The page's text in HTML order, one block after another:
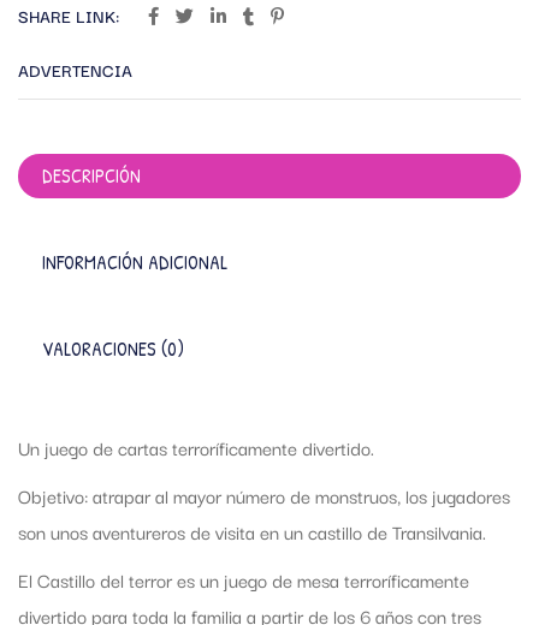
SHARE LINK:
ADVERTENCIA
DESCRIPCIÓN
INFORMACIÓN ADICIONAL
VALORACIONES (0)
Un juego de cartas terroríficamente divertido.
Objetivo: atrapar al mayor número de monstruos, los jugadores
son unos aventureros de visita en un castillo de Transilvania.
El Castillo del terror es un juego de mesa terroríficamente
divertido para toda la familia a partir de los 6 años con tres